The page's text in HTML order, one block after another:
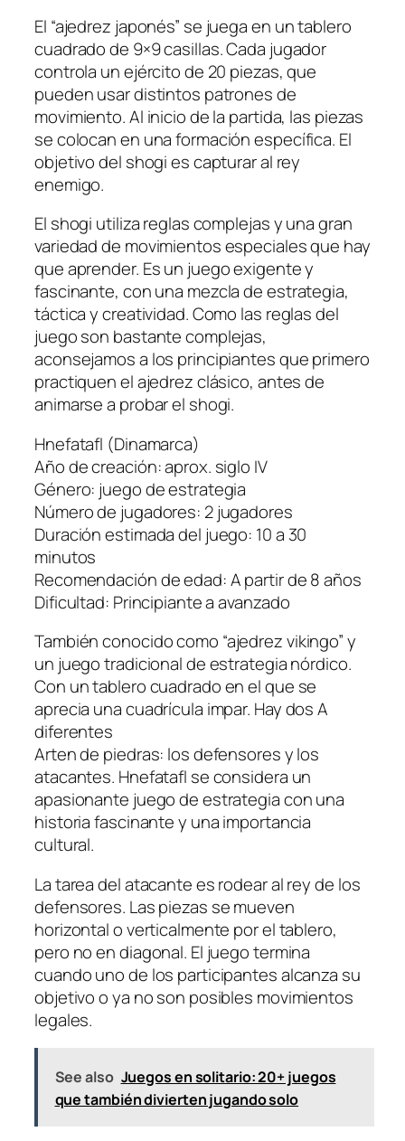
El “ajedrez japonés” se juega en un tablero
cuadrado de 9×9 casillas. Cada jugador
controla un ejército de 20 piezas, que
pueden usar distintos patrones de
movimiento. Al inicio de la partida, las piezas
se colocan en una formación específica. El
objetivo del shogi es capturar al rey
enemigo.
El shogi utiliza reglas complejas y una gran
variedad de movimientos especiales que hay
que aprender. Es un juego exigente y
fascinante, con una mezcla de estrategia,
táctica y creatividad. Como las reglas del
juego son bastante complejas,
aconsejamos a los principiantes que primero
practiquen el ajedrez clásico, antes de
animarse a probar el shogi.
Hnefatafl (Dinamarca)
Año de creación: aprox. siglo IV
Género: juego de estrategia
Número de jugadores: 2 jugadores
Duración estimada del juego: 10 a 30
minutos
Recomendación de edad: A partir de 8 años
Dificultad: Principiante a avanzado
También conocido como “ajedrez vikingo” y
un juego tradicional de estrategia nórdico.
Con un tablero cuadrado en el que se
aprecia una cuadrícula impar. Hay dos A
diferentes
Arten de piedras: los defensores y los
atacantes. Hnefatafl se considera un
apasionante juego de estrategia con una
historia fascinante y una importancia
cultural.
La tarea del atacante es rodear al rey de los
defensores. Las piezas se mueven
horizontal o verticalmente por el tablero,
pero no en diagonal. El juego termina
cuando uno de los participantes alcanza su
objetivo o ya no son posibles movimientos
legales.
See also Juegos en solitario: 20+ juegos
que también divierten jugando solo